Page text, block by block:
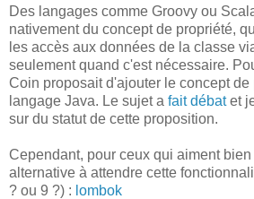
Des langages comme Groovy ou
nativement du concept de propriété,
les accès aux données de la classe
seulement quand c'est nécessaire.
Coin proposait d'ajouter le concept
langage Java. Le sujet a fait débatet
sur du statut de cette proposition.
Cependant, pour ceux qui aiment
alternative à attendre cette
? ou 9 ?) : lombok